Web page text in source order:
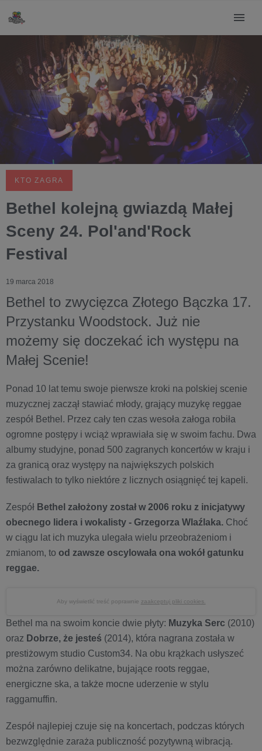
KTO ZAGRA
Bethel kolejną gwiazdą Małej
Sceny 24. Pol'and'Rock
Festival
19 marca 2018
Bethel to zwycięzca Złotego Bączka 17.
Przystanku Woodstock. Już nie
możemy się doczekać ich występu na
Małej Scenie!
Ponad 10 lat temu swoje pierwsze kroki na polskiej scenie
muzycznej zaczął stawiać młody, grający muzykę reggae
zespół Bethel. Przez cały ten czas wesoła załoga robiła
ogromne postępy i wciąż wprawiała się w swoim fachu. Dwa
albumy studyjne, ponad 500 zagranych koncertów w kraju i
za granicą oraz występy na największych polskich
festiwalach to tylko niektóre z licznych osiągnięć tej kapeli.
Zespół Bethel założony został w 2006 roku z inicjatywy
obecnego lidera i wokalisty - Grzegorza Wlaźlaka. Choć
w ciągu lat ich muzyka ulegała wielu przeobrażeniom i
zmianom, to od zawsze oscylowała ona wokół gatunku
reggae.
Aby wyświetlić treść poprawnie zaakceptuj pliki cookies.
Bethel ma na swoim koncie dwie płyty: Muzyka Serc (2010)
oraz Dobrze, że jesteś (2014), która nagrana została w
prestiżowym studio Custom34. Na obu krążkach usłyszeć
można zarówno delikatne, bujające roots reggae,
energiczne ska, a także mocne uderzenie w stylu
raggamuffin.
Zespół najlepiej czuje się na koncertach, podczas których
bezwzględnie zaraża publiczność pozytywną wibracją.